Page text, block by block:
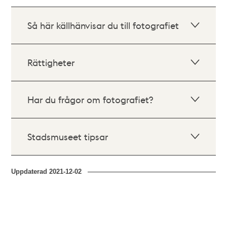
Så här källhänvisar du till fotografiet
Rättigheter
Har du frågor om fotografiet?
Stadsmuseet tipsar
Uppdaterad2021-12-02